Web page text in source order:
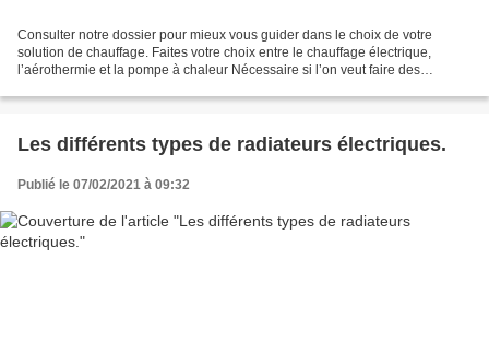
Consulter notre dossier pour mieux vous guider dans le choix de votre
solution de chauffage. Faites votre choix entre le chauffage électrique,
l’aérothermie et la pompe à chaleur Nécessaire si l’on veut faire des
Les différents types de radiateurs électriques.
Publié le 07/02/2021 à 09:32